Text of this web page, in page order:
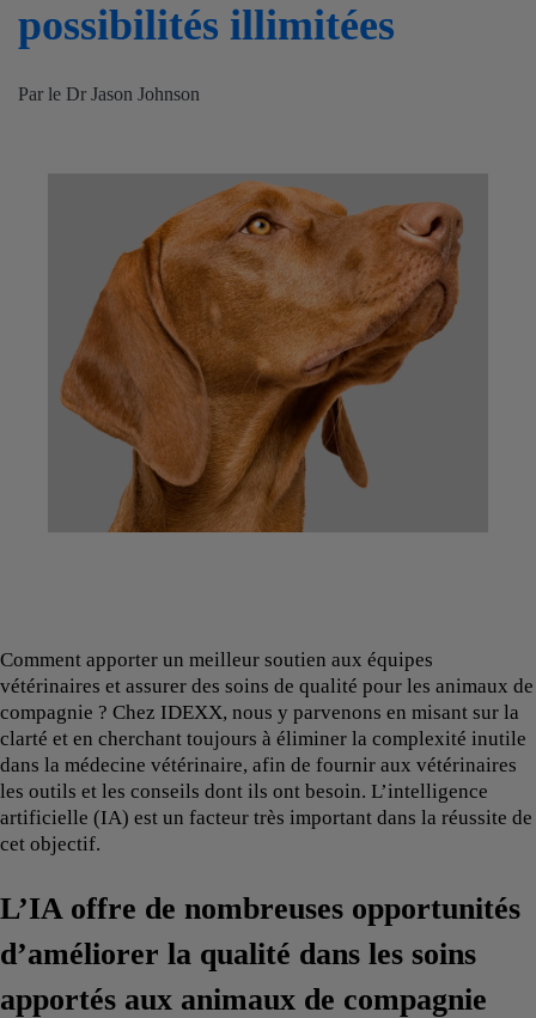
possibilités illimitées
Par le Dr Jason Johnson
Comment apporter un meilleur soutien aux équipes
vétérinaires et assurer des soins de qualité pour les animaux de
compagnie ? Chez IDEXX, nous y parvenons en misant sur la
clarté et en cherchant toujours à éliminer la complexité inutile
dans la médecine vétérinaire, afin de fournir aux vétérinaires
les outils et les conseils dont ils ont besoin. L’intelligence
artificielle (IA) est un facteur très important dans la réussite de
cet objectif.
L’IA offre de nombreuses opportunités
d’améliorer la qualité dans les soins
apportés aux animaux de compagnie